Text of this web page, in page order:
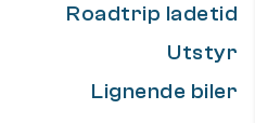
Roadtrip ladetid
Utstyr
Lignende biler